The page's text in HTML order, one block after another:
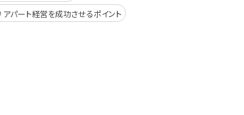
アパート経営を成功させるポイント